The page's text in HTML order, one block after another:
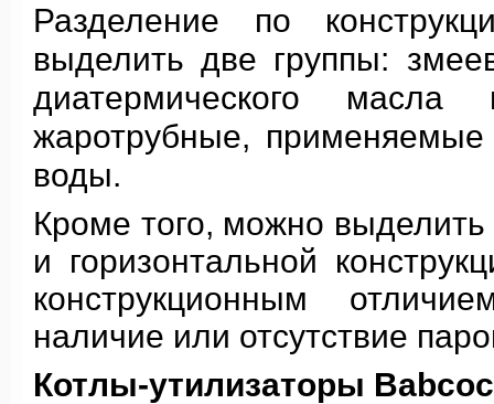
Разделение по
выделить две группы:
диатермического
жаротрубные,
воды.
Кроме того, можно выделить
и горизонтальной
конструкционным
наличие или отсутствие
Котлы-утилизаторы